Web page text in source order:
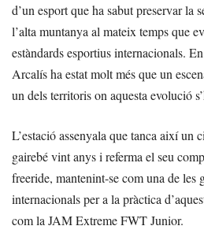
d’un esport que ha sabut preservar la
l’alta muntanya al mateix temps que
estàndards esportius internacionals.
Arcalís ha estat molt més que un
un dels territoris on aquesta evolució
L’estació assenyala que tanca així un
gairebé vint anys i referma el seu
freeride, mantenint-se com una de les
internacionals per a la pràctica
com la JAM Extreme FWT Junior.